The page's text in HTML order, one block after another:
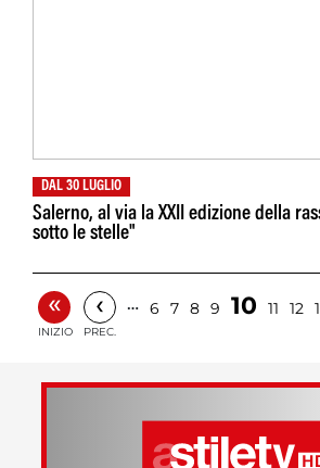
DAL 30 LUGLIO
Salerno, al via la XXII edizione della
sotto le stelle"
«
INIZIO
‹
PREC.
… 6 7 8 9 10 11 12